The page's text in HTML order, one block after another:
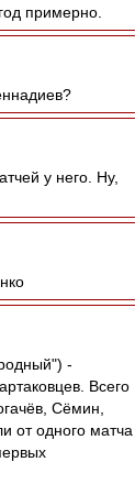
примерно.
у него. Ну,
-
Всего
Сёмин,
от одного матча